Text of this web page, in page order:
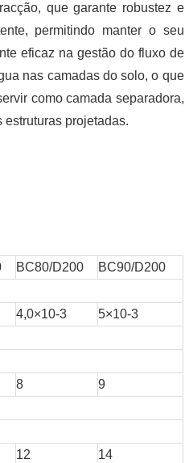
que garante robustez e
permitindo manter o seu
eficaz na gestão do fluxo de
nas camadas do solo, o que
como camada separadora,
projetadas.
BC80/D200
BC90/D200
4,0×10-3
5×10-3
8
9
12
14